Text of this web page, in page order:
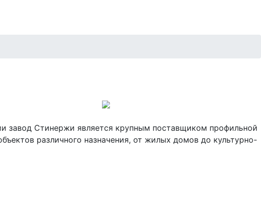
завод Стинержи является крупным поставщиком профильной
различного назначения, от жилых домов до культурно-